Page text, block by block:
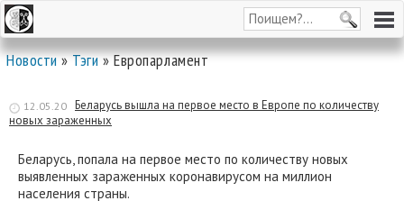
Новости»Тэги» Европарламент
12.05.20 Беларусь вышла на первое место в Европе по количеству
новых зараженных
Беларусь, попала на первое место по количеству новых
выявленных зараженных коронавирусом на миллион
населения страны.